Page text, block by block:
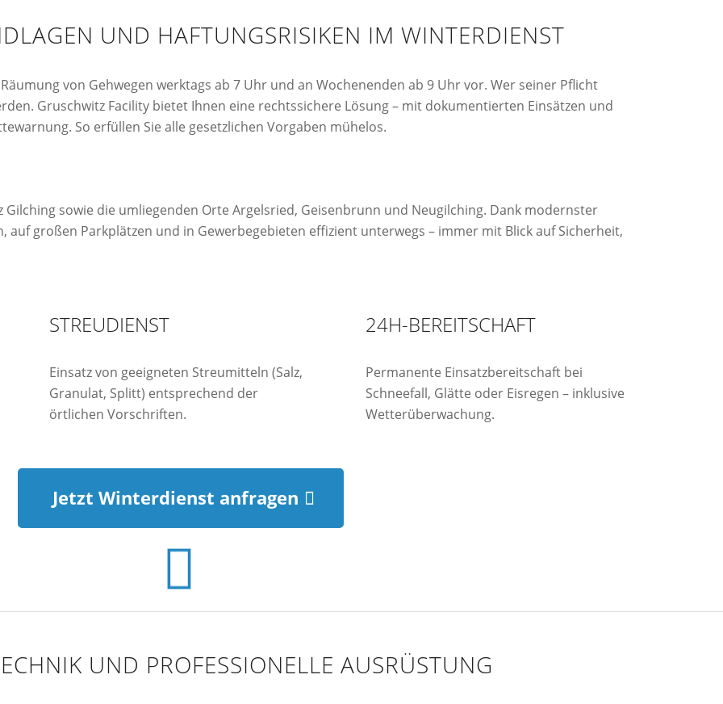
UND HAFTUNGSRISIKEN IM WINTERDIENST
von Gehwegen werktags ab 7 Uhr und an Wochenenden ab 9 Uhr vor. Wer seiner Pflicht
Gruschwitz Facility bietet Ihnen eine rechtssichere Lösung – mit dokumentierten Einsätzen und
So erfüllen Sie alle gesetzlichen Vorgaben mühelos.
sowie die umliegenden Orte Argelsried, Geisenbrunn und Neugilching. Dank modernster
auf großen Parkplätzen und in Gewerbegebieten effizient unterwegs – immer mit Blick auf Sicherheit,
STREUDIENST
Einsatz von geeigneten Streumitteln (Salz,
Granulat, Splitt) entsprechend der
örtlichen Vorschriften.
24H-BEREITSCHAFT
Permanente Einsatzbereitschaft bei
Schneefall, Glätte oder Eisregen – inklusive
Wetterüberwachung.
Jetzt Winterdienst anfragen
UND PROFESSIONELLE AUSRÜSTUNG